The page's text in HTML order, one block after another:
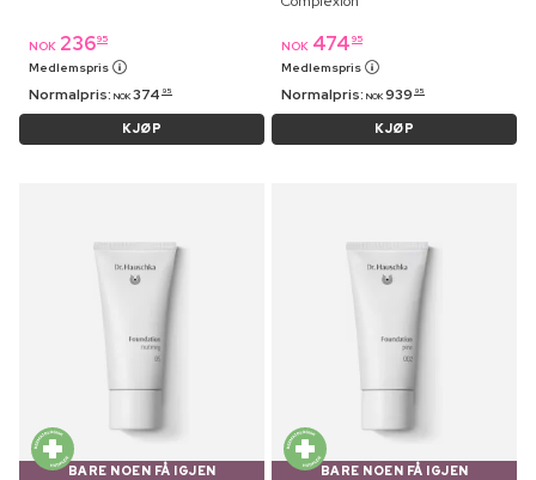
NOK 23695
Medlemspris
Normalpris: NOK 374 95
KJØP
NOK 474 95
Medlemspris
Normalpris: NOK 939 95
KJØP
BARE NOEN FÅ IGJEN
BARE NOEN FÅ IGJEN